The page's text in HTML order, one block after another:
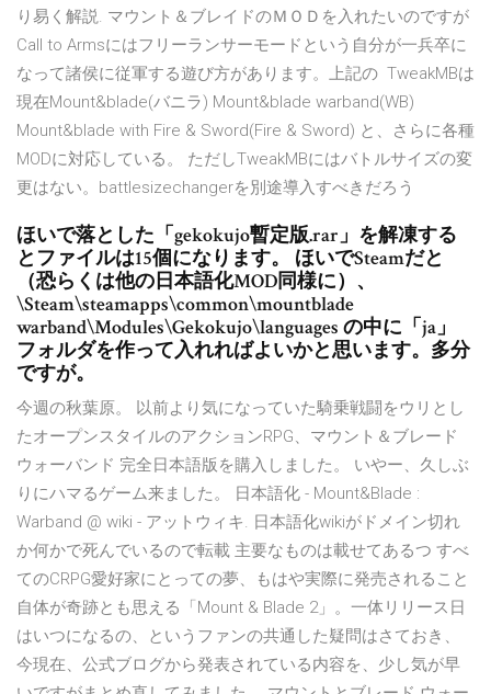
り易く解説. マウント＆ブレイドのＭＯＤを入れたいのですが
Call to Armsにはフリーランサーモードという自分が一兵卒に
なって諸侯に従軍する遊び方があります。上記の TweakMBは
現在Mount&blade(バニラ) Mount&blade warband(WB)
Mount&blade with Fire & Sword(Fire & Sword) と、さらに各種
MODに対応している。 ただしTweakMBにはバトルサイズの変
更はない。battlesizechangerを別途導入すべきだろう
ほいで落とした「gekokujo暫定版.rar」を解凍する
とファイルは15個になります。 ほいでSteamだと
（恐らくは他の日本語化MOD同様に）、
\Steam\steamapps\common\mountblade
warband\Modules\Gekokujo\languages の中に「ja」
フォルダを作って入れればよいかと思います。多分
ですが。
今週の秋葉原。 以前より気になっていた騎乗戦闘をウリとし
たオープンスタイルのアクションRPG、マウント＆ブレード
ウォーバンド 完全日本語版を購入しました。 いやー、久しぶ
りにハマるゲーム来ました。 日本語化 - Mount&Blade :
Warband @ wiki - アットウィキ. 日本語化wikiがドメイン切れ
か何かで死んでいるので転載 主要なものは載せてあるつ すべ
てのCRPG愛好家にとっての夢、もはや実際に発売されること
自体が奇跡とも思える「Mount & Blade 2」。一体リリース日
はいつになるの、というファンの共通した疑問はさておき、
今現在、公式ブログから発表されている内容を、少し気が早